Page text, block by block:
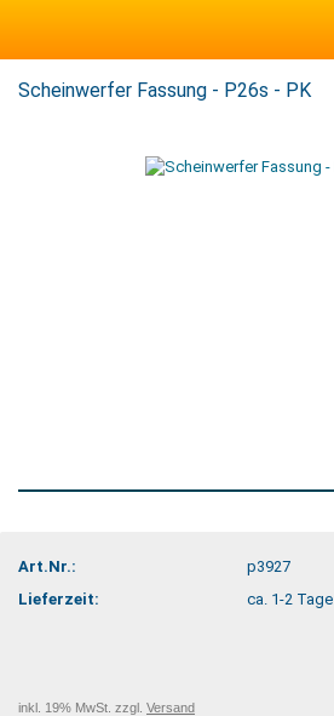
Scheinwerfer Fassung - P26s - PK
Art.Nr.:
p3927
Lieferzeit:
ca. 1-2 Tage
inkl. 19% MwSt. zzgl. Versand